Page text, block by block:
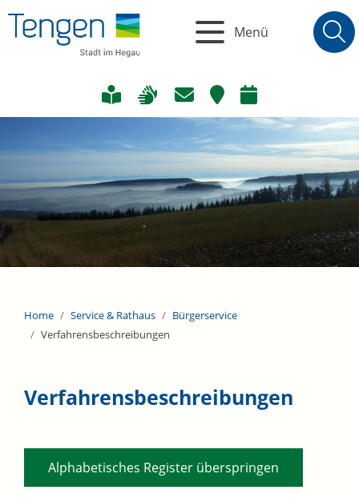
Menü
Home Service & Rathaus
Bürgerservice
Verfahrensbeschreibungen
Verfahrensbeschreibungen
Alphabetisches Register überspringen